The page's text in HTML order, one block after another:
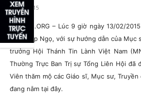
14/02/2015
HTTLVN.ORG – Lúc 9 giờ ngày 13/02/
năm Giáp Ngọ, với sự hướng dẫn của Mục
trưởng Hội Thánh Tin Lành Việt Nam
Thường Trực Ban Trị sự Tổng Liên Hội đã
Viên thăm mộ các Giáo sĩ, Mục sư,
đang nằm tại đây.